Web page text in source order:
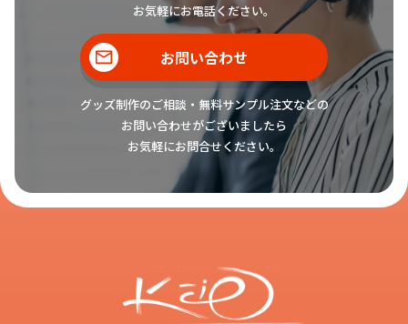
お気軽にお電話ください。
お問い合わせ
グッズ制作のご相談・無料サンプル注文などの
お問い合わせがございましたら
お気軽にお問合せください。